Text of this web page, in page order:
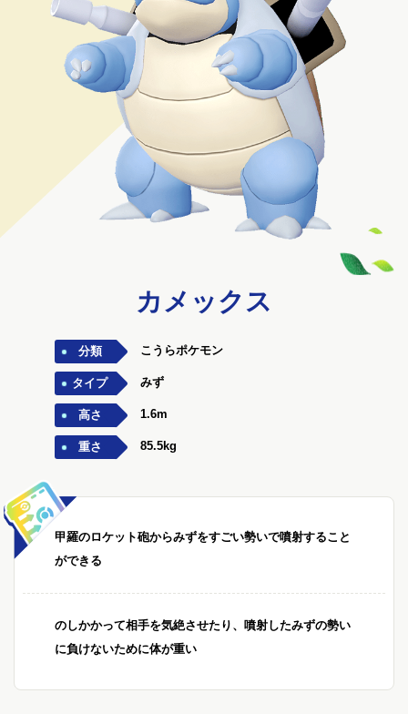
カメックス
分類 こうらポケモン
タイプ みず
高さ 1.6m
重さ 85.5kg
甲羅のロケット砲からみずをすごい勢いで噴射すること
ができる
のしかかって相手を気絶させたり、噴射したみずの勢い
に負けないために体が重い